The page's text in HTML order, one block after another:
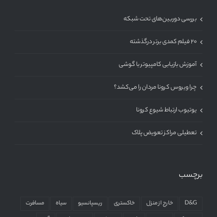
بررسی دوربین‌های تحت شبکه
۲۰ فیلم کمدی برتر درگذشته
آموزش بازیابی کامپیوتر با گوشی
چرا ویروس کرونا مردان را می‌کشد؟
یوتیوب ارتباط شیوع کرونا
تعطیلی مراکز تعویض پلاک
برچسب
D&G خارج از منزل خاکستری ریسپانسیو سیاه
مسافرت